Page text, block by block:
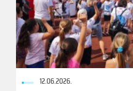
12.06.2026.